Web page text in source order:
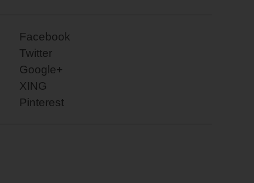
Facebook
Twitter
Google+
XING
Pinterest